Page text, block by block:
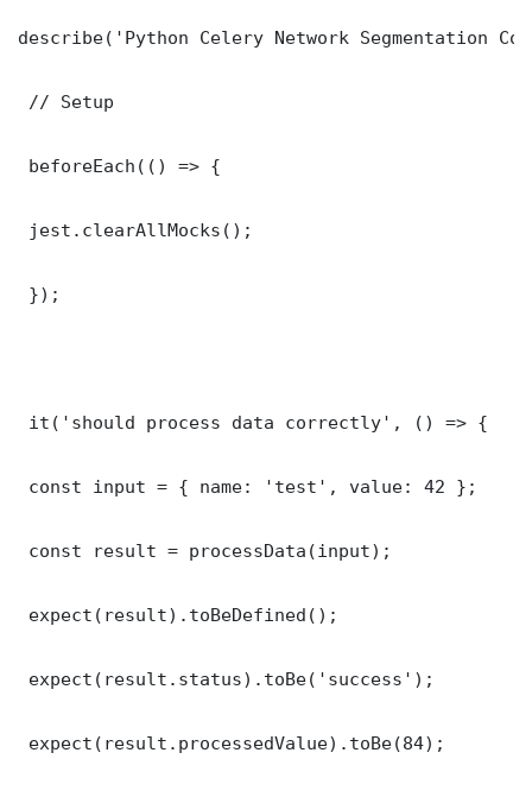
describe('Python Celery Network Segmentation
// Setup
beforeEach(() => {
jest.clearAllMocks();
});
it('should process data correctly', () => {
const input = { name: 'test', value: 42 };
const result = processData(input);
expect(result).toBeDefined();
expect(result.status).toBe('success');
expect(result.processedValue).toBe(84);